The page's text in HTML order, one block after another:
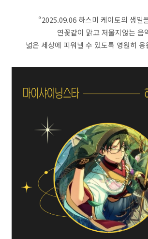
“2025.09.06 하스미 케이토의 생일
연꽃같이 맑고 저물지않는 음
넓은 세상에 피워낼 수 있도록 영원히 응